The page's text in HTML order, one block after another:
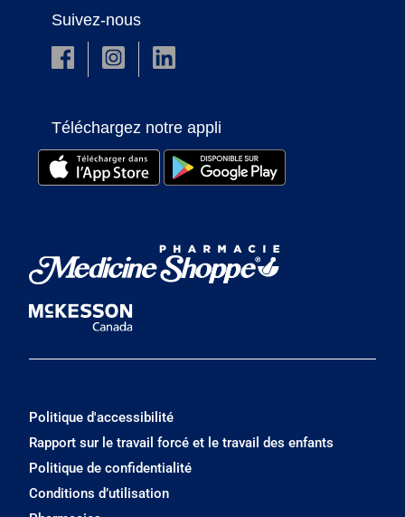
Suivez-nous
Téléchargez notre appli
Politique d'accessibilité
Rapport sur le travail forcé et le travail des enfants
Politique de confidentialité
Conditions d’utilisation